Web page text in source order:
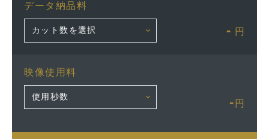
データ納品料
- 円
映像使用料
- 円